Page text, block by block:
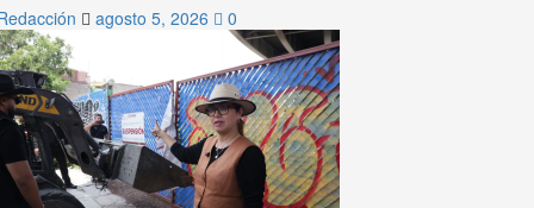
agosto 5, 2026 0